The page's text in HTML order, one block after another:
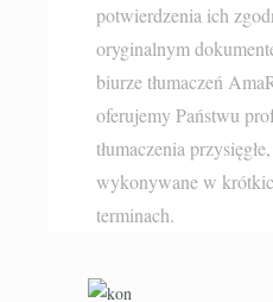
potwierdzenia ich
oryginalnym
biurze tłumaczeń
oferujemy Państwu
tłumaczenia przysięgłe,
wykonywane w
terminach.